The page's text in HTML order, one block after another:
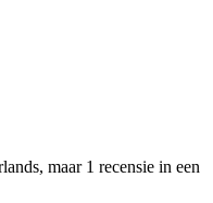
maar 1 recensie in een